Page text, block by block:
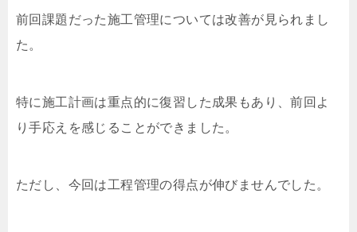
前回課題だった施工管理については改善が見られまし
た。
特に施工計画は重点的に復習した成果もあり、前回よ
り手応えを感じることができました。
ただし、今回は工程管理の得点が伸びませんでした。